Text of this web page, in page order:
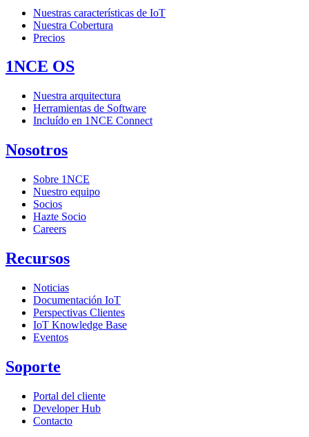
Nuestras características de IoT
Nuestra Cobertura
Precios
1NCE OS
Nuestra arquitectura
Herramientas de Software
Incluído en 1NCE Connect
Nosotros
Sobre 1NCE
Nuestro equipo
Socios
Hazte Socio
Careers
Recursos
Noticias
Documentación IoT
Perspectivas Clientes
IoT Knowledge Base
Eventos
Soporte
Portal del cliente
Developer Hub
Contacto